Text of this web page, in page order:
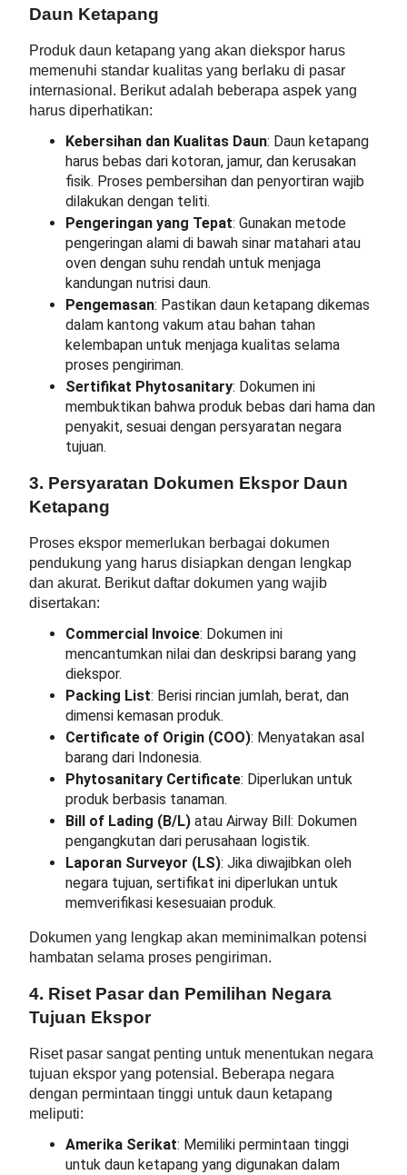
Daun Ketapang
Produk daun ketapang yang akan diekspor harus
memenuhi standar kualitas yang berlaku di pasar
internasional. Berikut adalah beberapa aspek yang
harus diperhatikan:
Kebersihan dan Kualitas Daun: Daun ketapang
harus bebas dari kotoran, jamur, dan kerusakan
fisik. Proses pembersihan dan penyortiran wajib
dilakukan dengan teliti.
Pengeringan yang Tepat: Gunakan metode
pengeringan alami di bawah sinar matahari atau
oven dengan suhu rendah untuk menjaga
kandungan nutrisi daun.
Pengemasan: Pastikan daun ketapang dikemas
dalam kantong vakum atau bahan tahan
kelembapan untuk menjaga kualitas selama
proses pengiriman.
Sertifikat Phytosanitary: Dokumen ini
membuktikan bahwa produk bebas dari hama dan
penyakit, sesuai dengan persyaratan negara
tujuan.
3. Persyaratan Dokumen Ekspor Daun
Ketapang
Proses ekspor memerlukan berbagai dokumen
pendukung yang harus disiapkan dengan lengkap
dan akurat. Berikut daftar dokumen yang wajib
disertakan:
Commercial Invoice: Dokumen ini
mencantumkan nilai dan deskripsi barang yang
diekspor.
Packing List: Berisi rincian jumlah, berat, dan
dimensi kemasan produk.
Certificate of Origin (COO): Menyatakan asal
barang dari Indonesia.
Phytosanitary Certificate: Diperlukan untuk
produk berbasis tanaman.
Bill of Lading (B/L) atau Airway Bill: Dokumen
pengangkutan dari perusahaan logistik.
Laporan Surveyor (LS): Jika diwajibkan oleh
negara tujuan, sertifikat ini diperlukan untuk
memverifikasi kesesuaian produk.
Dokumen yang lengkap akan meminimalkan potensi
hambatan selama proses pengiriman.
4. Riset Pasar dan Pemilihan Negara
Tujuan Ekspor
Riset pasar sangat penting untuk menentukan negara
tujuan ekspor yang potensial. Beberapa negara
dengan permintaan tinggi untuk daun ketapang
meliputi:
Amerika Serikat: Memiliki permintaan tinggi
untuk daun ketapang yang digunakan dalam